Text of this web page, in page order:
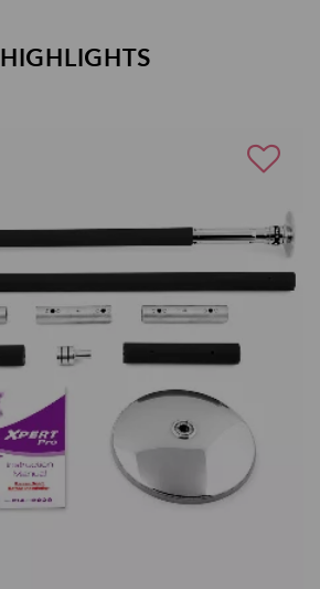
HIGHLIGHTS